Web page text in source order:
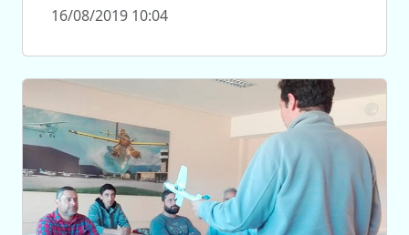
16/08/2019 10:04